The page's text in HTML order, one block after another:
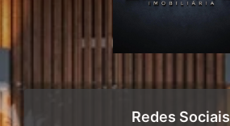
Redes Sociais